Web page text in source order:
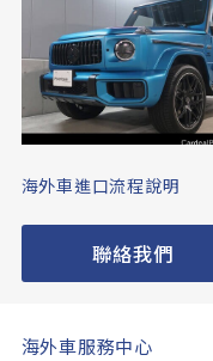
海外車進口流程說明
聯絡我們
海外車服務中心